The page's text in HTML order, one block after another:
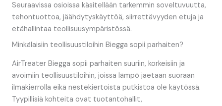
Seuraavissa osioissa käsitellään tarkemmin soveltuvuutta,
tehontuottoa, jäähdytyskäyttöä, siirrettävyyden etuja ja
etähallintaa teollisuusympäristössä.
Minkälaisiin teollisuustiloihin Biegga sopii parhaiten?
AirTreater Biegga sopii parhaiten suuriin, korkeisiin ja
avoimiin teollisuustiloihin, joissa lämpö jaetaan suoraan
ilmakierrolla eikä nestekiertoista putkistoa ole käytössä.
Tyypillisiä kohteita ovat tuotantohallit,